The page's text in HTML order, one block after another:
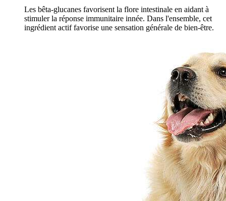
Les bêta-glucanes favorisent la flore intestinale en aidant à
stimuler la réponse immunitaire innée. Dans l'ensemble, cet
ingrédient actif favorise une sensation générale de bien-être.